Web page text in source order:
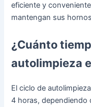
eficiente y
mantengan sus
¿Cuánto
autolimpieza
El ciclo de
4 horas, dependiendo